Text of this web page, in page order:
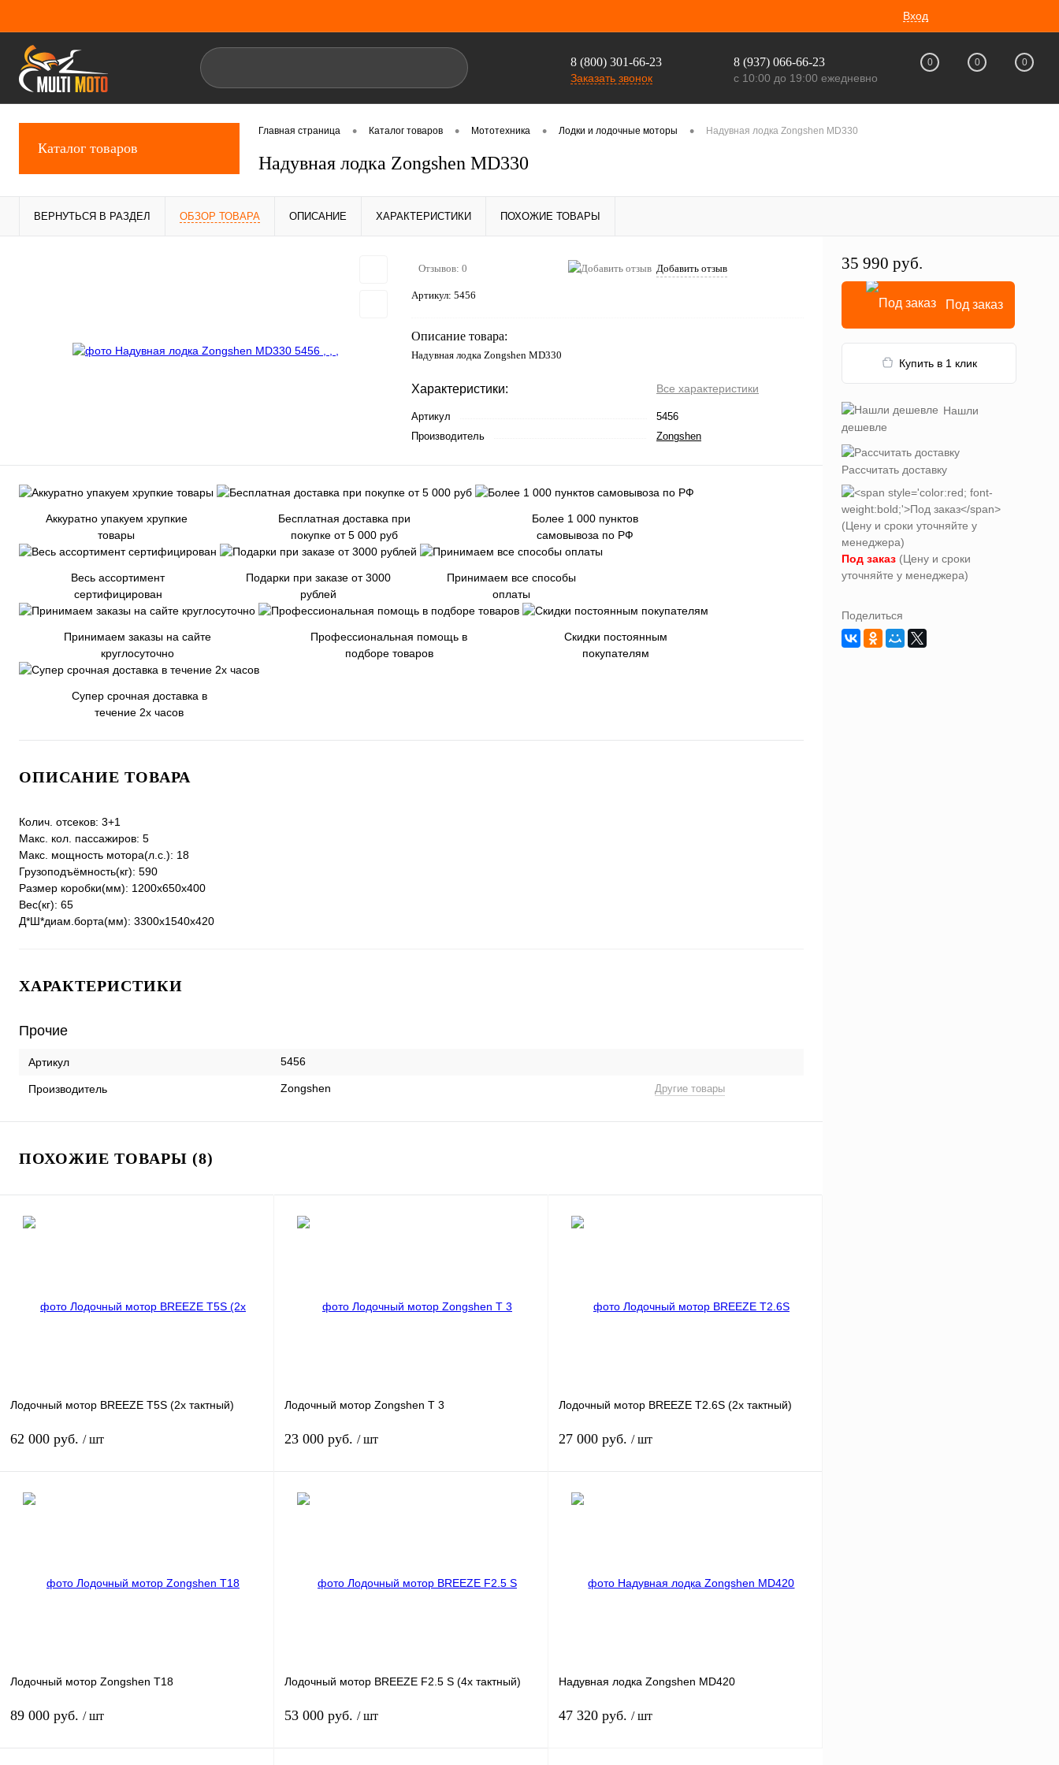
Вход
8 (800) 301-66-23
Заказать звонок
8 (937) 066-66-23
с 10:00 до 19:00 ежедневно
0 0 0
Каталог товаров
Главная страница • Каталог товаров • Мототехника • Лодки и лодочные моторы • Надувная лодка Zongshen MD330
Надувная лодка Zongshen MD330
ВЕРНУТЬСЯ В РАЗДЕЛ ОБЗОР ТОВАРА ОПИСАНИЕ ХАРАКТЕРИСТИКИ ПОХОЖИЕ ТОВАРЫ
Отзывов: 0 Добавить отзыв
Артикул: 5456
Описание товара:
Надувная лодка Zongshen MD330
Характеристики: Все характеристики
Артикул
5456
Производитель
Zongshen
Аккуратно упакуем хрупкие
товары
Бесплатная доставка при
покупке от 5 000 руб
Более 1 000 пунктов
самовывоза по РФ
Весь ассортимент
сертифицирован
Подарки при заказе от 3000
рублей
Принимаем все способы
оплаты
Принимаем заказы на сайте
круглосуточно
Профессиональная помощь в
подборе товаров
Скидки постоянным
покупателям
Супер срочная доставка в
течение 2х часов
ОПИСАНИЕ ТОВАРА
Колич. отсеков: 3+1
Макс. кол. пассажиров: 5
Макс. мощность мотора(л.с.): 18
Грузоподъёмность(кг): 590
Размер коробки(мм): 1200x650x400
Вес(кг): 65
Д*Ш*диам.борта(мм): 3300x1540x420
ХАРАКТЕРИСТИКИ
Прочие
Артикул 5456
Производитель Zongshen Другие товары
ПОХОЖИЕ ТОВАРЫ (8)
Лодочный мотор BREEZE T5S (2х тактный)
62 000 руб. / шт
Лодочный мотор Zongshen T 3
23 000 руб. / шт
Лодочный мотор BREEZE T2.6S (2х тактный)
27 000 руб. / шт
Лодочный мотор Zongshen T18
89 000 руб. / шт
Лодочный мотор BREEZE F2.5 S (4х тактный)
53 000 руб. / шт
Надувная лодка Zongshen MD420
47 320 руб. / шт
35 990 руб.
Под заказ
Купить в 1 клик
Нашли
дешевле
Рассчитать доставку
Под заказ (Цену и сроки
уточняйте у менеджера)
Поделиться